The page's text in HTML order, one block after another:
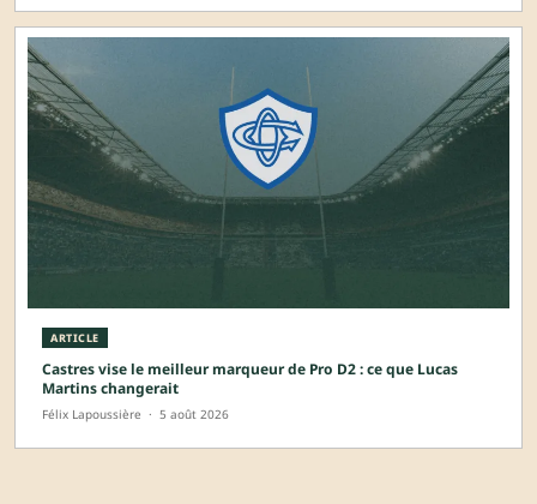
ARTICLE
Castres vise le meilleur marqueur de Pro D2 : ce que Lucas
Martins changerait
Félix Lapoussière · 5 août 2026